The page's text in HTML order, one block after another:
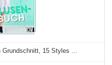
15 Styles ...